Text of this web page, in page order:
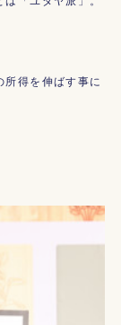
所得を伸ばす事に